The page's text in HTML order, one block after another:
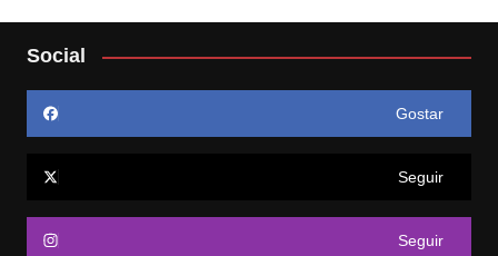
Social
Gostar
Seguir
Seguir